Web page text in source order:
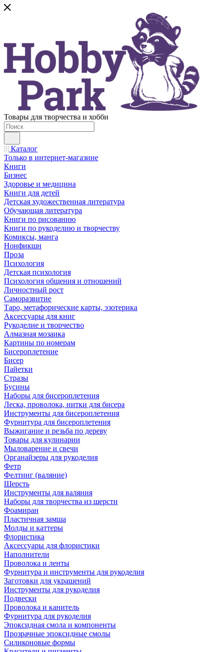
Товары для творчества и хобби
Каталог
Только в интернет-магазине
Книги
Бизнес
Здоровье и медицина
Книги для детей
Детская художественная литература
Обучающая литература
Книги по рисованию
Книги по рукоделию и творчеству
Комиксы, манга
Нонфикшн
Проза
Психология
Детская психология
Психология общения и отношений
Личностный рост
Саморазвитие
Таро, метафорические карты, эзотерика
Аксессуары для книг
Рукоделие и творчество
Алмазная мозаика
Картины по номерам
Бисероплетение
Бисер
Пайетки
Стразы
Бусины
Наборы для бисероплетения
Леска, проволока, нитки для бисера
Инструменты для бисероплетения
Фурнитура для бисероплетения
Выжигание и резьба по дереву
Товары для кулинарии
Мыловарение и свечи
Органайзеры для рукоделия
Фетр
Фелтинг (валяние)
Шерсть
Инструменты для валяния
Наборы для творчества из шерсти
Фоамиран
Пластичная замша
Молды и каттеры
Флористика
Аксессуары для флористики
Наполнители
Проволока и ленты
Фурнитура и инструменты для рукоделия
Заготовки для украшений
Инструменты для рукоделия
Подвески
Проволока и канитель
Фурнитура для рукоделия
Эпоксидная смола и компоненты
Прозрачные эпоксидные смолы
Силиконовые формы